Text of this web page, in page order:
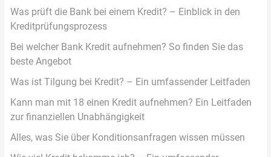
Was prüft die Bank bei einem Kredit? – Einblick in den
Kreditprüfungsprozess
Bei welcher Bank Kredit aufnehmen? So finden Sie das
beste Angebot
Was ist Tilgung bei Kredit? – Ein umfassender Leitfaden
Kann man mit 18 einen Kredit aufnehmen? Ein Leitfaden
zur finanziellen Unabhängigkeit
Alles, was Sie über Konditionsanfragen wissen müssen